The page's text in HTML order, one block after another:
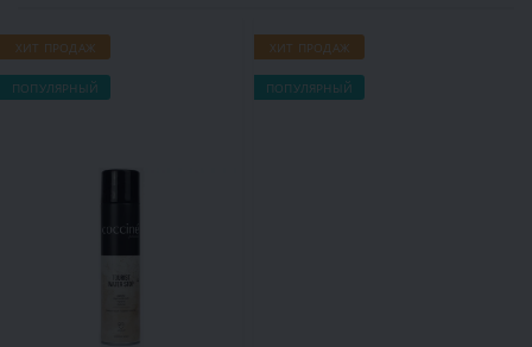
ХИТ ПРОДАЖ
ПОПУЛЯРНЫЙ
ХИТ ПРОДАЖ
ПОПУЛЯРНЫЙ